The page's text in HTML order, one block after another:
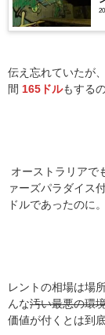
伝え忘れていたが
間 165ドルもする
オーストラリアで
ァーズパラダイス
ドルであったのに。
レントの相場は場
んな汚い最悪の環
価値が付くとは到